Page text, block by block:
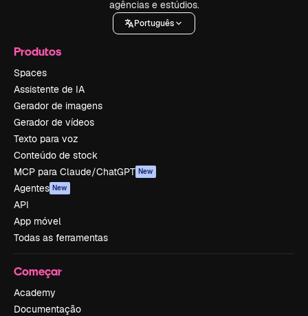
agências e estúdios.
Português
Produtos
Spaces
Assistente de IA
Gerador de imagens
Gerador de vídeos
Texto para voz
Conteúdo de stock
MCP para Claude/ChatGPT New
Agentes New
API
App móvel
Todas as ferramentas
Começar
Academy
Documentação